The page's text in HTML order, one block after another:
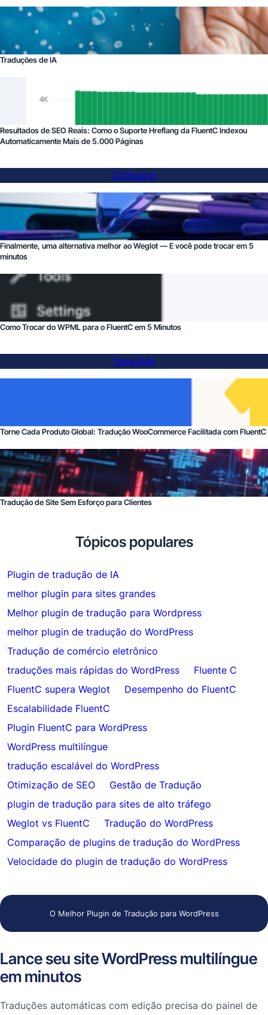
Traduções de IA
Resultados de SEO Reais: Como o Suporte Hreflang da FluentC Indexou
Automaticamente Mais de 5.000 Páginas
Comparar
Finalmente, uma alternativa melhor ao Weglot — E você pode trocar em 5
minutos
Como Trocar do WPML para o FluentC em 5 Minutos
Soluções
Torne Cada Produto Global: Tradução WooCommerce Facilitada com FluentC
Tradução de Site Sem Esforço para Clientes
Tópicos populares
Plugin de tradução de IA
melhor plugin para sites grandes
Melhor plugin de tradução para Wordpress
melhor plugin de tradução do WordPress
Tradução de comércio eletrônico
traduções mais rápidas do WordPress
Fluente C
FluentC supera Weglot
Desempenho do FluentC
Escalabilidade FluentC
Plugin FluentC para WordPress
WordPress multilíngue
tradução escalável do WordPress
Otimização de SEO
Gestão de Tradução
plugin de tradução para sites de alto tráfego
Weglot vs FluentC
Tradução do WordPress
Comparação de plugins de tradução do WordPress
Velocidade do plugin de tradução do WordPress
O Melhor Plugin de Tradução para WordPress
Lance seu site WordPress multilíngue
em minutos
Traduções automáticas com edição precisa do painel de